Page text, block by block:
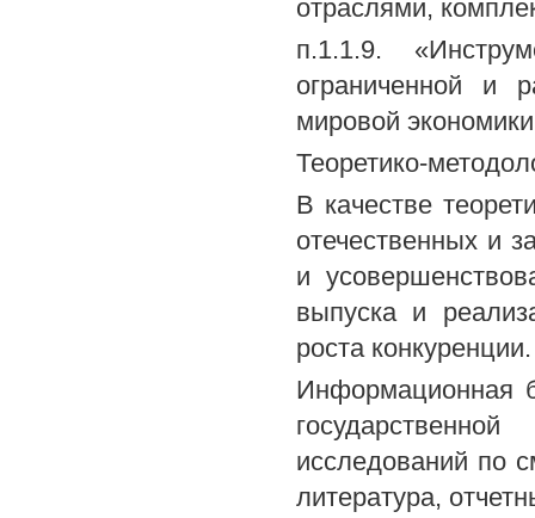
отраслями,
п.1.1.9.
ограниченной и
мировой
Теоретико-
В качестве
отечественных и
и
выпуска и
роста конкуренции.
Информационная
исследований по
литература,